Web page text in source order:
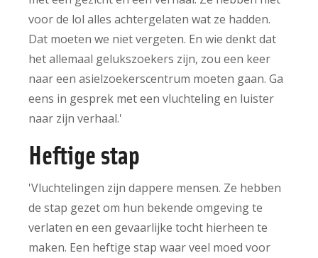
voor de lol alles achtergelaten wat ze hadden.
Dat moeten we niet vergeten. En wie denkt dat
het allemaal gelukszoekers zijn, zou een keer
naar een asielzoekerscentrum moeten gaan. Ga
eens in gesprek met een vluchteling en luister
naar zijn verhaal.'
Heftige stap
'Vluchtelingen zijn dappere mensen. Ze hebben
de stap gezet om hun bekende omgeving te
verlaten en een gevaarlijke tocht hierheen te
maken. Een heftige stap waar veel moed voor